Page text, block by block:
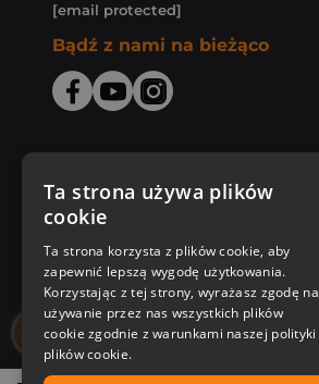
[email protected]
Bądź z nami na bieżąco
Zakupy u nas
Nasza oferta
Nasi autorzy
Ta strona używa plików
cookie
Ta strona korzysta z plików cookie, aby
zapewnić lepszą wygodę użytkowania.
Korzystając z tej strony, wyrażasz zgodę na
używanie przez nas wszystkich plików
cookie zgodnie z warunkami naszej polityki
plików cookie.